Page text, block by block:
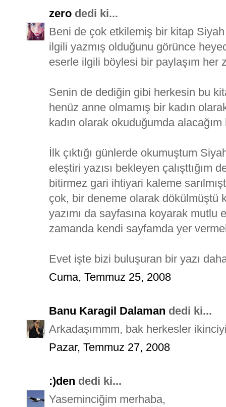
zero dedi ki...
Beni de çok etkilemiş bir kitap
ilgili yazmış olduğunu görünce
eserle ilgili böylesi bir paylaşım her
Senin de dediğin gibi herkesin bu
henüz anne olmamış bir kadın
kadın olarak okuduğumda
İlk çıktığı günlerde okumuştum
eleştiri yazısı bekleyen çalışttığım
bitirmez gari ihtiyari kaleme
çok, bir deneme olarak dökülmüştü
yazımı da sayfasına koyarak
zamanda kendi sayfamda yer
Evet işte bizi buluşuran bir yazı
Cuma, Temmuz 25, 2008
Banu Karagil Dalaman dedi ki...
Arkadaşımmm, bak herkesler
Pazar, Temmuz 27, 2008
:)den dedi ki...
Yaseminciğim merhaba,